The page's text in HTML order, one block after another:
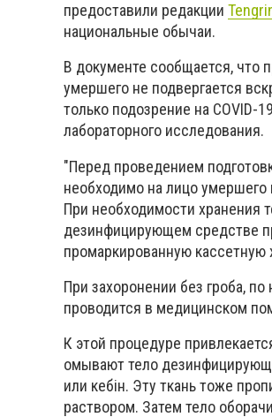
предоставили редакции
национальные обычаи.
В документе сообщается, что
умершего не подвергается
только подозрение на COVID-
лабораторного исследования.
"Перед проведением
необходимо на лицо
При необходимости хранения
дезинфицирующем средстве
промаркированную кассетную
При захоронении без гроба,
проводится в медицинском
К этой процедуре
омывают тело
или кебін. Эту ткань тоже
раствором. Затем тело